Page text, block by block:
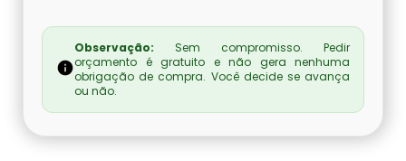
Cilindro De Gás Para Chopp
Gases Especiais
Preço De Cilindro De Oxigênio Medicinal
Preço De Cilindro De Oxigênio
Observação: Sem compromisso. Pedir
orçamento é gratuito e não gera nenhuma
obrigação de compra. Você decide se avança
ou não.